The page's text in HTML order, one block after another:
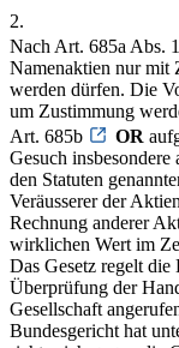
2.
Nach Art. 685a Abs. 1
Namenaktien nur mit
werden dürfen. Die
um Zustimmung
Art. 685b
OR
Gesuch
den Statuten
Veräusserer der
Rechnung anderer
wirklichen Wert im
Das Gesetz regelt
Überprüfung der
Gesellschaft
Bundesgericht hat